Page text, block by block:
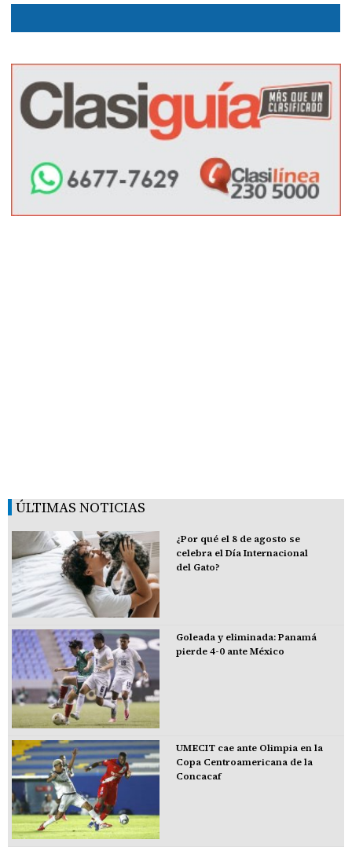
ÚLTIMAS NOTICIAS
¿Por qué el 8 de agosto se
celebra el Día Internacional
del Gato?
Goleada y eliminada: Panamá
pierde 4-0 ante México
UMECIT cae ante Olimpia en la
Copa Centroamericana de la
Concacaf